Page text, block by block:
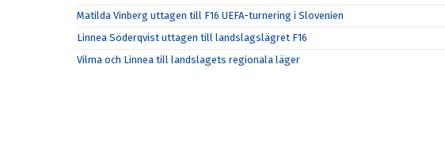
Matilda Vinberg uttagen till F16 UEFA-turnering i Slovenien
Linnea Söderqvist uttagen till landslagslägret F16
Vilma och Linnea till landslagets regionala läger